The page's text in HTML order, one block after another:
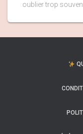
oublier trop